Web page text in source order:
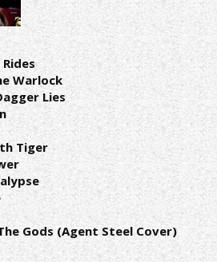
Warlock
Lies
Tiger
Gods (Agent Steel Cover)